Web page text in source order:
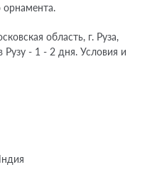
орнамента.
область, г. Руза,
Рузу - 1 - 2 дня. Условия и